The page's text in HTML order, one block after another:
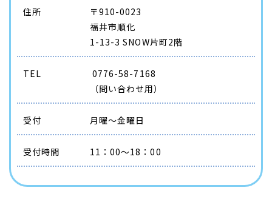
住所
〒910-0023
​​​​​​​福井市順化
1-13-3 SNOW片町2階
TEL
0776-58-7168
（問い合わせ用）
受付 月曜～金曜日
受付時間 11：00～18：00